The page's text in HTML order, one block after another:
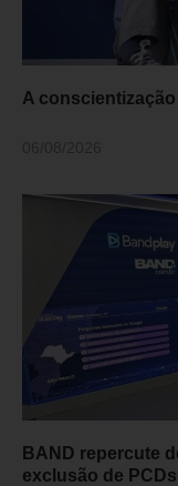
A
BAND repercute
exclusão de